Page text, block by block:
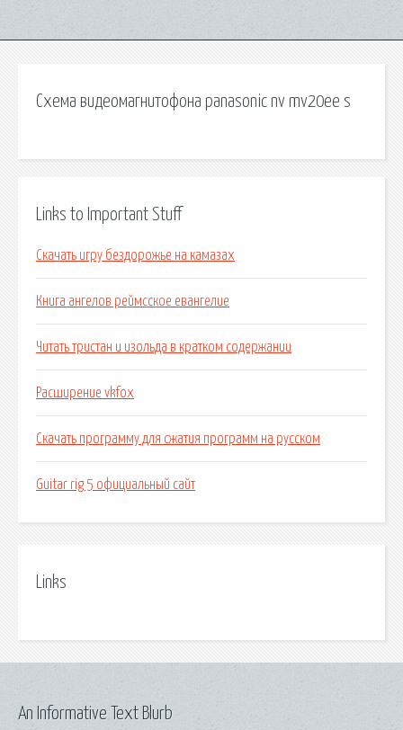
Схема видеомагнитофона panasonic nv mv20ee s
Links to Important Stuff
Скачать игру бездорожье на камазах
Книга ангелов реймсское евангелие
Читать тристан и изольда в кратком содержании
Расширение vkfox
Скачать программу для сжатия программ на русском
Guitar rig 5 официальный сайт
Links
An Informative Text Blurb